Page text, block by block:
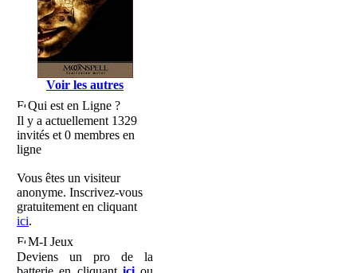
Voir les autres
Qui est en Ligne ?
Il y a actuellement 1329
invités et 0 membres en
ligne
Vous êtes un visiteur
anonyme. Inscrivez-vous
gratuitement en cliquant
ici.
M-I Jeux
Deviens un pro de la